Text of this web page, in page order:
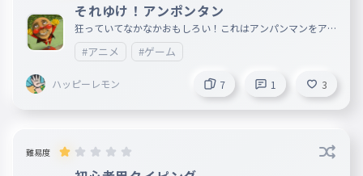
それゆけ！アンポンタン
狂っていてなかなかおもしろい！これはアンパンマンをアン
ポンタンという意味はバカという意味だよ！！わかんないけ
ど！！
#アニメ #ゲーム
ハッピーレモン 7 1 3
難易度